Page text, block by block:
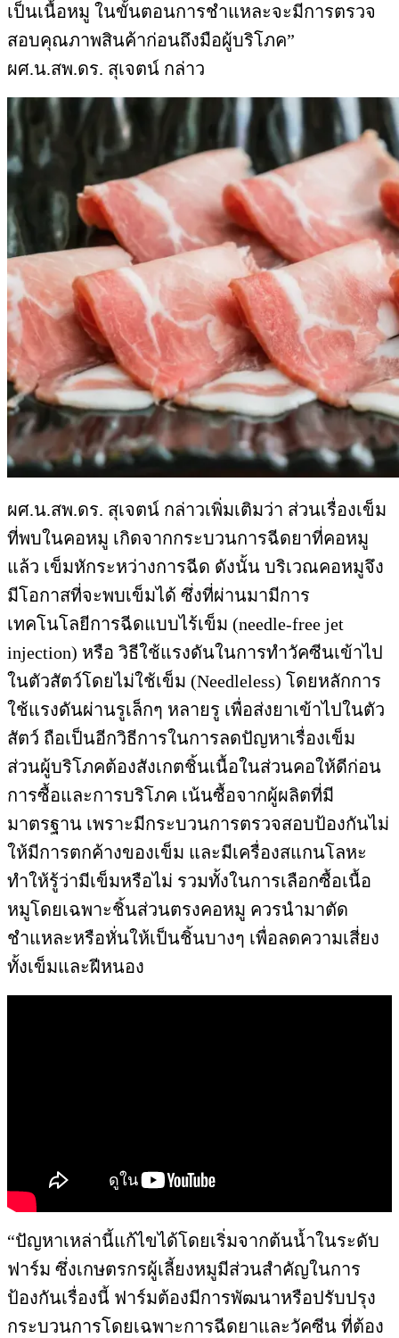
เป็นเนื้อหมู ในขั้นตอนการชำแหละจะมีการตรวจ
สอบคุณภาพสินค้าก่อนถึงมือผู้บริโภค”
ผศ.น.สพ.ดร. สุเจตน์ กล่าว
ผศ.น.สพ.ดร. สุเจตน์ กล่าวเพิ่มเติมว่า ส่วนเรื่องเข็ม
ที่พบในคอหมู เกิดจากกระบวนการฉีดยาที่คอหมู
แล้ว เข็มหักระหว่างการฉีด ดังนั้น บริเวณคอหมูจึง
มีโอกาสที่จะพบเข็มได้ ซึ่งที่ผ่านมามีการ
เทคโนโลยีการฉีดแบบไร้เข็ม (needle-free jet
injection) หรือ วิธีใช้แรงดันในการทำวัคซีนเข้าไป
ในตัวสัตว์โดยไม่ใช้เข็ม (Needleless) โดยหลักการ
ใช้แรงดันผ่านรูเล็กๆ หลายรู เพื่อส่งยาเข้าไปในตัว
สัตว์ ถือเป็นอีกวิธีการในการลดปัญหาเรื่องเข็ม
ส่วนผู้บริโภคต้องสังเกตชิ้นเนื้อในส่วนคอให้ดีก่อน
การซื้อและการบริโภค เน้นซื้อจากผู้ผลิตที่มี
มาตรฐาน เพราะมีกระบวนการตรวจสอบป้องกันไม่
ให้มีการตกค้างของเข็ม และมีเครื่องสแกนโลหะ
ทำให้รู้ว่ามีเข็มหรือไม่ รวมทั้งในการเลือกซื้อเนื้อ
หมูโดยเฉพาะชิ้นส่วนตรงคอหมู ควรนำมาตัด
ชำแหละหรือหั่นให้เป็นชิ้นบางๆ เพื่อลดความเสี่ยง
ทั้งเข็มและฝีหนอง
“ปัญหาเหล่านี้แก้ไขได้โดยเริ่มจากต้นน้ำในระดับ
ฟาร์ม ซึ่งเกษตรกรผู้เลี้ยงหมูมีส่วนสำคัญในการ
ป้องกันเรื่องนี้ ฟาร์มต้องมีการพัฒนาหรือปรับปรุง
กระบวนการโดยเฉพาะการฉีดยาและวัคซีน ที่ต้อง